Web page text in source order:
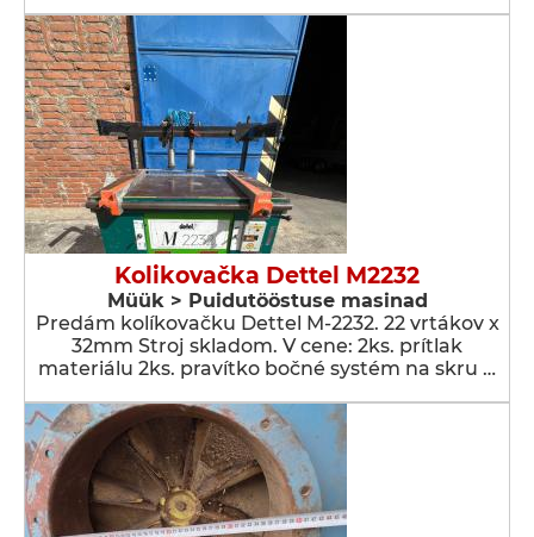
Kolikovačka Dettel M2232
Müük > Puidutööstuse masinad
Predám kolíkovačku Dettel M-2232. 22 vrtákov x
32mm Stroj skladom. V cene: 2ks. prítlak
materiálu 2ks. pravítko bočné systém na skru …